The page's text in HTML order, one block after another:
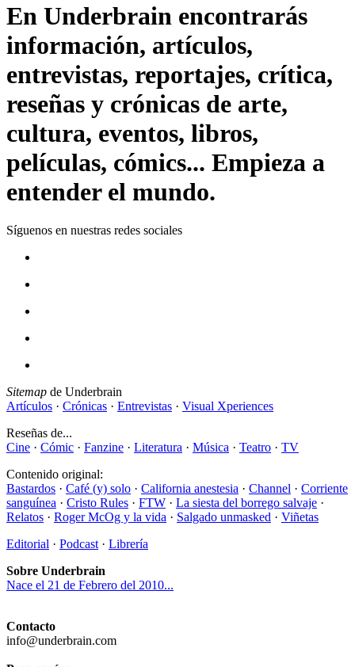
En Underbrain encontrarás
información, artículos,
entrevistas, reportajes, crítica,
reseñas y crónicas de arte,
cultura, eventos, libros,
películas, cómics... Empieza a
entender el mundo.
Síguenos en nuestras redes sociales
Sitemap de Underbrain
Artículos · Crónicas · Entrevistas · Visual Xperiences
Reseñas de...
Cine · Cómic · Fanzine · Literatura · Música · Teatro · TV
Contenido original:
Bastardos · Café (y) solo · California anestesia · Channel · Corriente
sanguínea · Cristo Rules · FTW · La siesta del borrego salvaje ·
Relatos · Roger McOg y la vida · Salgado unmasked · Viñetas
Editorial · Podcast · Librería
Sobre Underbrain
Nace el 21 de Febrero del 2010...
Contacto
info@underbrain.com